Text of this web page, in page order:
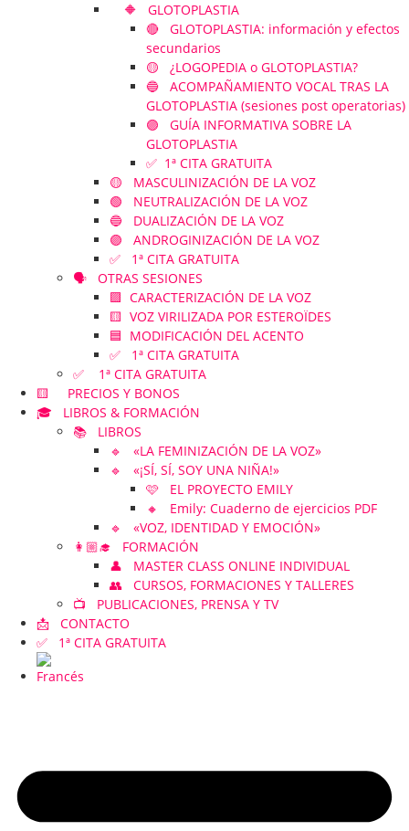
🔶 GLOTOPLASTIA
🔴 GLOTOPLASTIA: información y efectos
secundarios
🟡 ¿LOGOPEDIA o GLOTOPLASTIA?
🔵 ACOMPAÑAMIENTO VOCAL TRAS LA
GLOTOPLASTIA (sesiones post operatorias)
🟣 GUÍA INFORMATIVA SOBRE LA
GLOTOPLASTIA
✅ 1ª CITA GRATUITA
🟡 MASCULINIZACIÓN DE LA VOZ
🟢 NEUTRALIZACIÓN DE LA VOZ
🔵 DUALIZACIÓN DE LA VOZ
🟣 ANDROGINIZACIÓN DE LA VOZ
✅ 1ª CITA GRATUITA
🗣️ OTRAS SESIONES
🟪 CARACTERIZACIÓN DE LA VOZ
🟨 VOZ VIRILIZADA POR ESTEROÏDES
🟦 MODIFICACIÓN DEL ACENTO
✅ 1ª CITA GRATUITA
✅ 1ª CITA GRATUITA
🟨 PRECIOS Y BONOS
🎓 LIBROS & FORMACIÓN
📚 LIBROS
🔹 «LA FEMINIZACIÓN DE LA VOZ»
🔹 «¡SÍ, SÍ, SOY UNA NIÑA!»
🩷 EL PROYECTO EMILY
🔸 Emily: Cuaderno de ejercicios PDF
🔹 «VOZ, IDENTIDAD Y EMOCIÓN»
👩🏼‍🎓 FORMACIÓN
👤 MASTER CLASS ONLINE INDIVIDUAL
👥 CURSOS, FORMACIONES Y TALLERES
📺 PUBLICACIONES, PRENSA Y TV
📩 CONTACTO
✅ 1ª CITA GRATUITA